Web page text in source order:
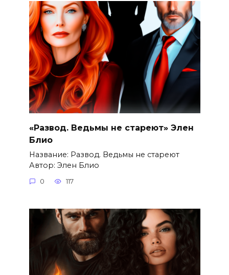
«Развод. Ведьмы не стареют» Элен
Блио
Название: Развод. Ведьмы не стареют
Автор: Элен Блио
0 117